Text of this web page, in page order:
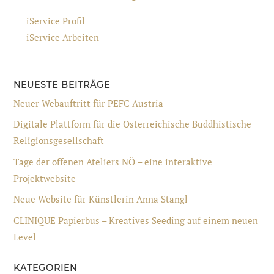
iService Profil
iService Arbeiten
NEUESTE BEITRÄGE
Neuer Webauftritt für PEFC Austria
Digitale Plattform für die Österreichische Buddhistische
Religionsgesellschaft
Tage der offenen Ateliers NÖ – eine interaktive
Projektwebsite
Neue Website für Künstlerin Anna Stangl
CLINIQUE Papierbus – Kreatives Seeding auf einem neuen
Level
KATEGORIEN